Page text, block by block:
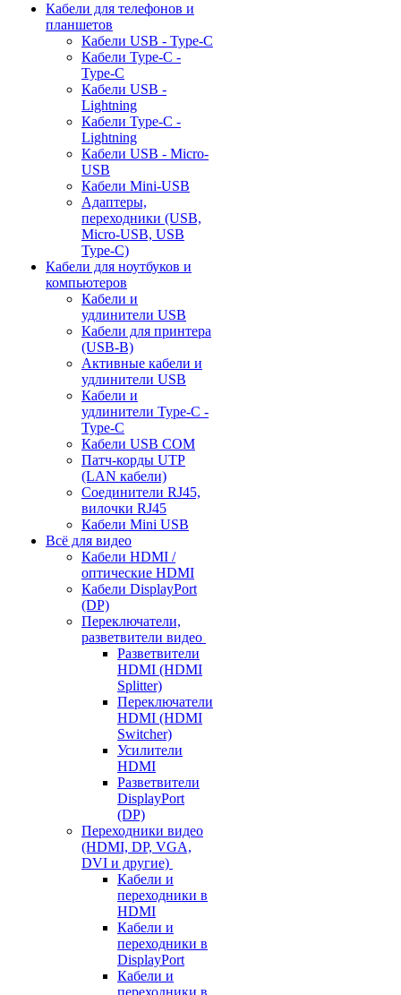
Кабели для телефонов и
планшетов
Кабели USB - Type-C
Кабели Type-C -
Type-C
Кабели USB -
Lightning
Кабели Type-C -
Lightning
Кабели USB - Micro-
USB
Кабели Mini-USB
Адаптеры,
переходники (USB,
Micro-USB, USB
Type-C)
Кабели для ноутбуков и
компьютеров
Кабели и
удлинители USB
Кабели для принтера
(USB-B)
Активные кабели и
удлинители USB
Кабели и
удлинители Type-C -
Type-C
Кабели USB COM
Патч-корды UTP
(LAN кабели)
Соединители RJ45,
вилочки RJ45
Кабели Mini USB
Всё для видео
Кабели HDMI /
оптические HDMI
Кабели DisplayPort
(DP)
Переключатели,
разветвители видео
Разветвители
HDMI (HDMI
Splitter)
Переключатели
HDMI (HDMI
Switcher)
Усилители
HDMI
Разветвители
DisplayPort
(DP)
Переходники видео
(HDMI, DP, VGA,
DVI и другие)
Кабели и
переходники в
HDMI
Кабели и
переходники в
DisplayPort
Кабели и
переходники в